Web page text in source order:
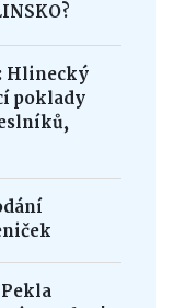
Hlinecký
poklady